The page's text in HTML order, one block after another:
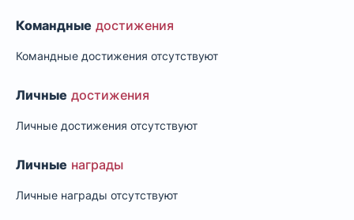
Командные достижения
Командные достижения отсутствуют
Личные достижения
Личные достижения отсутствуют
Личные награды
Личные награды отсутствуют